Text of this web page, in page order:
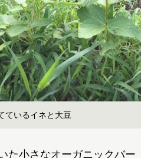
ているイネと大豆
小さなオーガニックバー